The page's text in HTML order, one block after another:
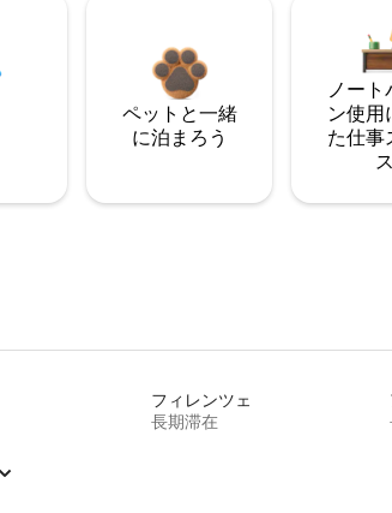
ペットと一緒
に泊まろう
ノート
ン使用
た仕事
ス
フィレンツェ
長期滞在